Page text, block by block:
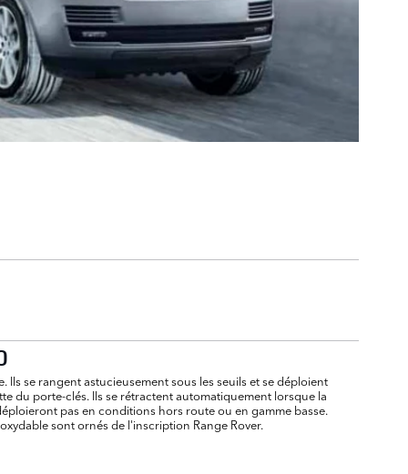
se rangent astucieusement sous les seuils et se déploient
du porte-clés. Ils se rétractent automatiquement lorsque la
pas en conditions hors route ou en gamme basse.
sont ornés de l'inscription Range Rover.